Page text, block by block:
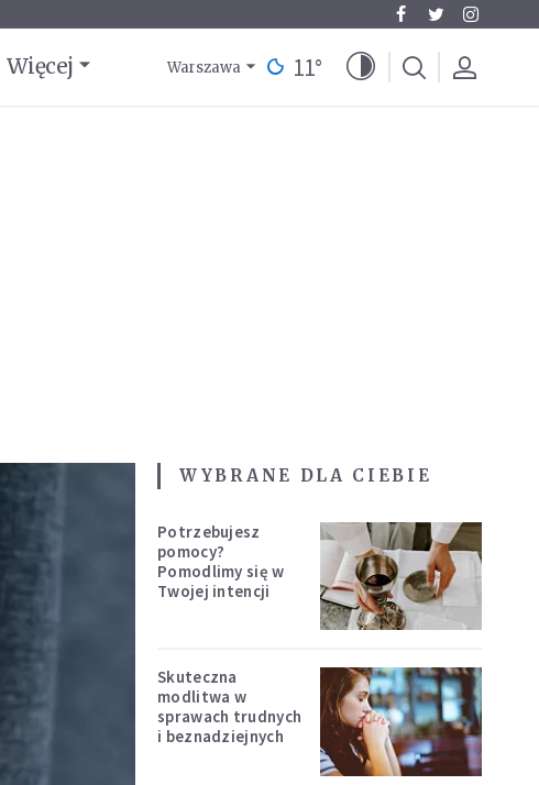
Więcej Warszawa 11°
WYBRANE DLA CIEBIE
Potrzebujesz
pomocy?
Pomodlimy się w
Twojej intencji
Skuteczna
modlitwa w
sprawach trudnych
i beznadziejnych